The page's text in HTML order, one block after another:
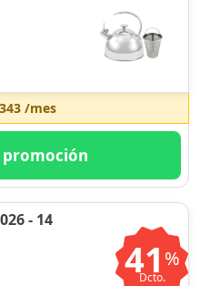
/mes
promoción
- 14
41 %
Dcto.